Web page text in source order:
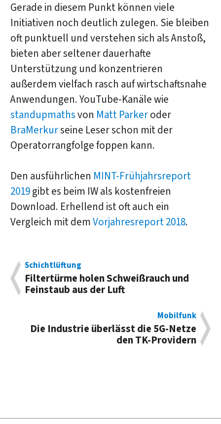
Gerade in diesem Punkt können viele
Initiativen noch deutlich zulegen. Sie bleiben
oft punktuell und verstehen sich als Anstoß,
bieten aber seltener dauerhafte
Unterstützung und konzentrieren
außerdem vielfach rasch auf wirtschaftsnahe
Anwendungen. YouTube-Kanäle wie
standupmathsvon Matt Parkeroder
BraMerkurseine Leser schon mit der
Operatorrangfolge foppen kann.
Den ausführlichen MINT-Frühjahrsreport
2019gibt es beim IW als kostenfreien
Download. Erhellend ist oft auch ein
Vergleich mit demVorjahresreport 2018.
Schichtlüftung
Filtertürme holen Schweiß­rauch und
Fein­staub aus der Luft
Mobilfunk
Die Industrie über­lässt die 5G-Netze
den TK-Providern